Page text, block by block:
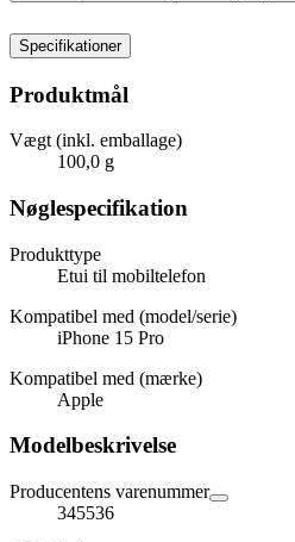
Specifikationer
Produktmål
Vægt (inkl. emballage)
100,0 g
Nøglespecifikation
Produkttype
Etui til mobiltelefon
Kompatibel med (model/serie)
iPhone 15 Pro
Kompatibel med (mærke)
Apple
Modelbeskrivelse
Producentens varenummer
345536